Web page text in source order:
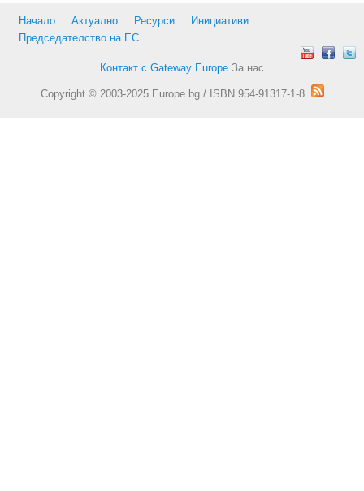
Начало Актуално Ресурси
Инициативи
Председателство на ЕС
Контакт с Gateway Europe За нас
Copyright © 2003-2025 Europe.bg / ISBN 954-91317-1-8